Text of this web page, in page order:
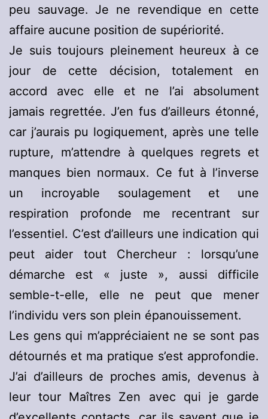
peu sauvage. Je ne revendique en cette
affaire aucune position de supériorité.
Je suis toujours pleinement heureux à ce
jour de cette décision, totalement en
accord avec elle et ne l’ai absolument
jamais regrettée. J’en fus d’ailleurs étonné,
car j’aurais pu logiquement, après une telle
rupture, m’attendre à quelques regrets et
manques bien normaux. Ce fut à l’inverse
un incroyable soulagement et une
respiration profonde me recentrant sur
l’essentiel. C’est d’ailleurs une indication qui
peut aider tout Chercheur : lorsqu’une
démarche est « juste », aussi difficile
semble-t-elle, elle ne peut que mener
l’individu vers son plein épanouissement.
Les gens qui m’appréciaient ne se sont pas
détournés et ma pratique s’est approfondie.
J’ai d’ailleurs de proches amis, devenus à
leur tour Maîtres Zen avec qui je garde